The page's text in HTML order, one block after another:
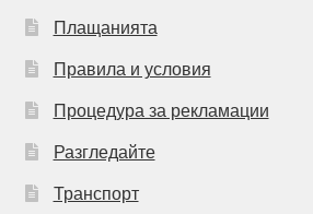
Плащанията
Правила и условия
Процедура за рекламации
Разгледайте
Транспорт